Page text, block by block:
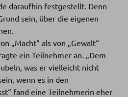
daraufhin festgestellt. Denn
sein, über die eigenen
„Macht“ als von „Gewalt“
ein Teilnehmer an. „Dem
was er vielleicht nicht
wenn es in den
fand eine Teilnehmerin eher